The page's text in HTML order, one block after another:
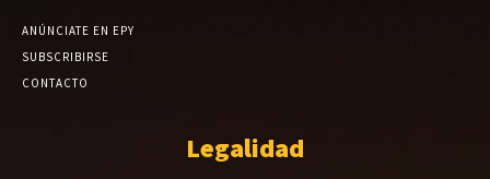
ANÚNCIATE EN EPY
SUBSCRIBIRSE
CONTACTO
Legalidad